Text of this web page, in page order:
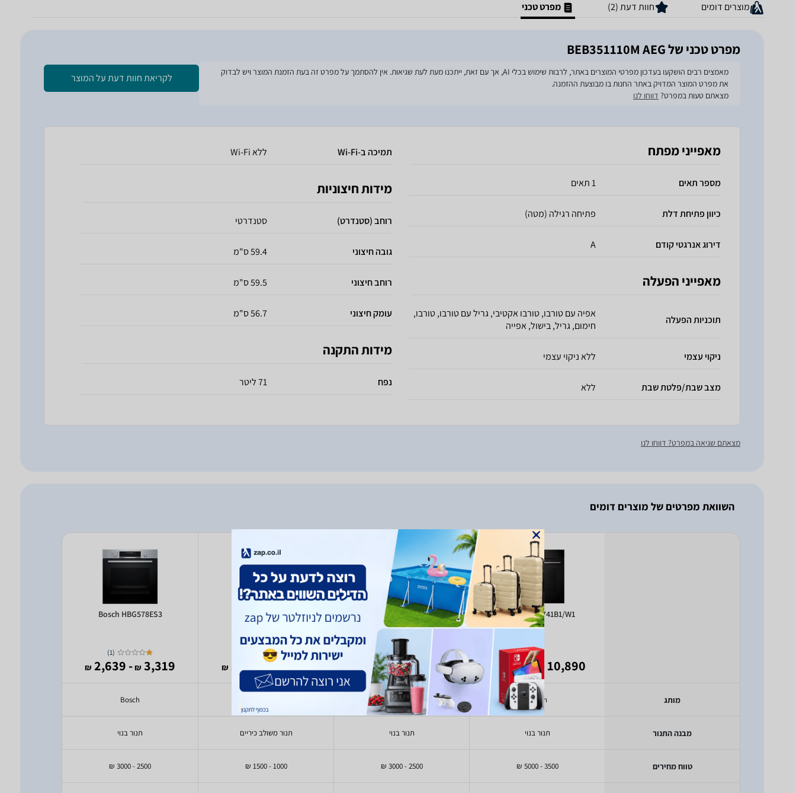
מוצרים דומים חוות דעת (2) מפרט טכני
מפרט טכני של BEB351110M AEG
מאמצים רבים הושקעו בעדכון מפרטי המוצרים באתר, לרבות שימוש בכלי AI, אך עם זאת, ייתכנו מעת לעת שגיאות. אין להסתמך על מפרט זה בעת הזמנת המוצר ויש לבדוק
את מפרט המוצר המדויק באתר החנות בו מבוצעת ההזמנה.
מצאתם טעות במפרט? דווחו לנו
לקריאת חוות דעת על המוצר
מאפייני מפתח
מספר תאים 1 תאים
כיוון פתיחת דלת פתיחה רגילה (מטה)
דירוג אנרגטי קודם A
מאפייני הפעלה
תוכניות הפעלה
אפיה עם טורבו, טורבו אקטיבי, גריל עם טורבו, טורבו,
חימום, גריל, בישול, אפייה
ניקוי עצמי ללא ניקוי עצמי
מצב שבת/פלטת שבת ללא
תמיכה ב-Wi-Fi ללא Wi-Fi
מידות חיצוניות
רוחב (סטנדרט) סטנדרטי
גובה חיצוני 59.4 ס"מ
רוחב חיצוני 59.5 ס"מ
עומק חיצוני 56.7 ס"מ
מידות התקנה
נפח 71 ליטר
מצאתם שגיאה במפרט? דווחו לנו
השוואת מפרטים של מוצרים דומים
מותג
מבנה התנור
טווח מחירים
Bosch HBG7741B1/W1
10,890
₪
- 4,172
Bosch
תנור בנוי
3500 - 5000 ₪
Bosch HBG578EB3
4,090
₪
- 2,629
Bosch
תנור בנוי
2500 - 3000 ₪
Midea 24DMS4G113
1,799
- 1,193
₪
תנור משולב כיריים
1000 - 1500 ₪
Bosch HBG578ES3
(
1
)
3,319
₪
- 2,639
₪
Bosch
תנור בנוי
2500 - 3000 ₪